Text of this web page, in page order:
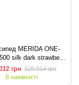
MERIDA ONE-
silk dark strawberry
(red/blk)
грн 120 014 грн
В наявності